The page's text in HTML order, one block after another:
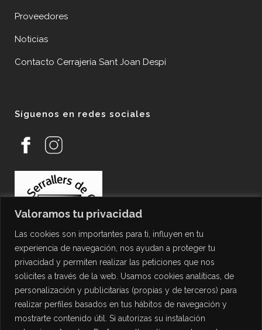
Valoramos tu privacidad
Las cookies son importantes para ti, influyen en tu
experiencia de navegación, nos ayudan a proteger tu
privacidad y permiten realizar las peticiones que nos
solicites a través de la web. Usamos cookies analíticas, de
personalización y publicitarias (propias y de terceros) para
realizar perfiles basados en tus hábitos de navegación y
mostrarte contenido útil. Si autorizas su instalación
Proveedores
Noticias
Contacto Cerrajería Sant Joan Despí
Síguenos en redes sociales
PROTECCIÓN DE DATOS
Política de Privacidad